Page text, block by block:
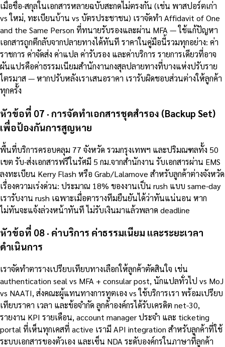
เมื่อชื่อ-สกุลในเอกสารหลายฉบับสะกดไม่ตรงกัน (เช่น พาสปอร์ตเก่า
vs ใหม่, ทะเบียนบ้าน vs บัตรประชาชน) เราจัดทำ Affidavit of One
and the Same Person ที่ทนายรับรองและผ่าน MFA — ใช้แก้ปัญหา
เอกสารถูกตีกลับจากปลายทางได้ทันที ราคาในคู่มือนี้รวมทุกอย่าง: ค่า
ราชการ ค่าจัดส่ง ค่าแปล ค่ารับรอง และค่าบริการ รายการเดียวที่อาจ
ผันแปรคือค่าธรรมเนียมสำนักงานกงสุลปลายทางที่บางแห่งปรับราย
ไตรมาส — หากปรับหลังเราเสนอราคา เรารับผิดชอบส่วนต่างให้ลูกค้า
ทุกครั้ง
หัวข้อที่ 07 · การจัดทำเอกสารชุดสำรอง (Backup Set)
เพื่อป้องกันการสูญหาย
พื้นที่บริการครอบคลุม 77 จังหวัด รวมกรุงเทพฯ และปริมณฑลทั้ง 50
เขต รับ-ส่งเอกสารฟรีในรัศมี 5 กม.จากสำนักงาน รับเอกสารผ่าน EMS
ลงทะเบียน Kerry Flash หรือ Grab/Lalamove สำหรับลูกค้าต่างจังหวัด
เรื่องความเร่งด่วน: ประมาณ 18% ของงานเป็น rush แบบ same-day
เรารับงาน rush เฉพาะเมื่อตารางทีมยืนยันได้ว่าทันแน่นอน หาก
ไม่ทันจะแจ้งล่วงหน้าทันที ไม่รับเงินมาแล้วพลาด deadline
หัวข้อที่ 08 · ค่าบริการ ค่าธรรมเนียม และระยะเวลา
ดำเนินการ
เราจัดทำตารางเปรียบเทียบทางเลือกให้ลูกค้าตัดสินใจ เช่น
authentication seal vs MFA + consular post, นักแปลทั่วไป vs MoJ
vs NAATI, ส่งคณะผู้แทนทางการทูตเอง vs ใช้บริการเรา พร้อมเปรียบ
เทียบราคา เวลา และข้อจำกัด ลูกค้าองค์กรได้รับเครดิต net-30,
รายงาน KPI รายเดือน, account manager ประจำ และ ticketing
portal ที่เห็นทุกเคสที่ active เรามี API integration สำหรับลูกค้าที่ใช้
ระบบเอกสารของตัวเอง และเซ็น NDA ระดับองค์กรในภาษาที่ลูกค้า